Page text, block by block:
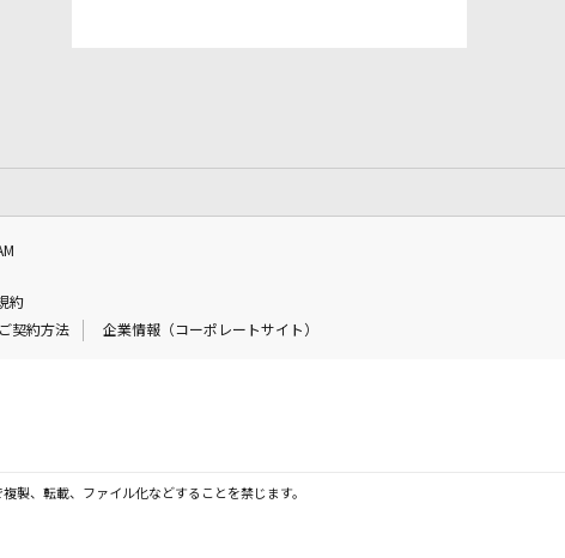
約
ご契約方法 企業情報（コーポレートサイト）
製、転載、ファイル化などすることを禁じます。